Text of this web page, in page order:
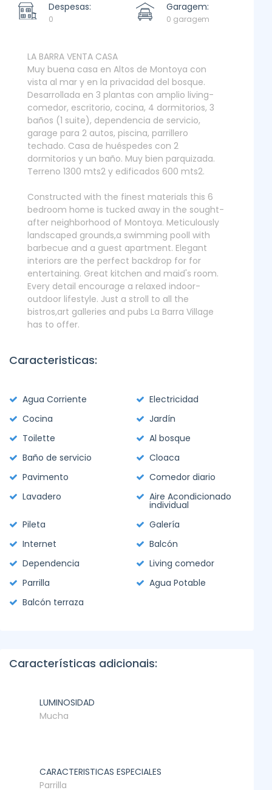
Despesas:
0
Garagem:
0 garagem
LA BARRA VENTA CASA
Muy buena casa en Altos de Montoya con
vista al mar y en la privacidad del bosque.
Desarrollada en 3 plantas con amplio living-
comedor, escritorio, cocina, 4 dormitorios, 3
baños (1 suite), dependencia de servicio,
garage para 2 autos, piscina, parrillero
techado. Casa de huéspedes con 2
dormitorios y un baño. Muy bien parquizada.
Terreno 1300 mts2 y edificados 600 mts2.
Constructed with the finest materials this 6
bedroom home is tucked away in the sought-
after neighborhood of Montoya. Meticulously
landscaped grounds,a swimming pooll with
barbecue and a guest apartment. Elegant
interiors are the perfect backdrop for for
entertaining. Great kitchen and maid's room.
Every detail encourage a relaxed indoor-
outdoor lifestyle. Just a stroll to all the
bistros,art galleries and pubs La Barra Village
has to offer.
Caracteristicas:
Agua Corriente
Electricidad
Cocina
Jardín
Toilette
Al bosque
Baño de servicio
Cloaca
Pavimento
Comedor diario
Lavadero
Aire Acondicionado
individual
Pileta
Galería
Internet
Balcón
Dependencia
Living comedor
Parrilla
Agua Potable
Balcón terraza
Características adicionais:
LUMINOSIDAD
Mucha
CARACTERISTICAS ESPECIALES
Parrilla